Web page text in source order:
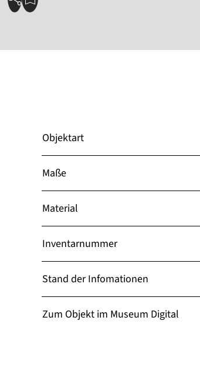
Objektart
Maße
Material
Inventarnummer
Stand der Infomationen
Zum Objekt im Museum Digital